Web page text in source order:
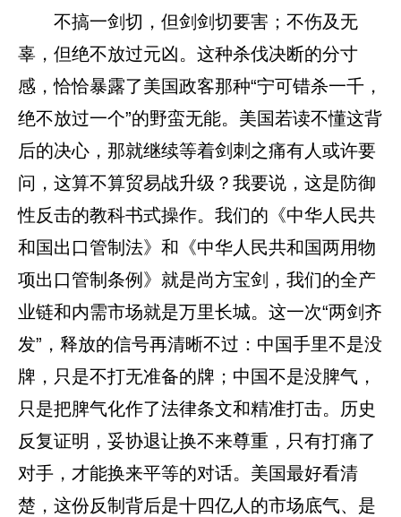
不搞一剑切，但剑剑切要害；不伤及无
辜，但绝不放过元凶。这种杀伐决断的分寸
感，恰恰暴露了美国政客那种“宁可错杀一千，
绝不放过一个”的野蛮无能。美国若读不懂这背
后的决心，那就继续等着剑刺之痛有人或许要
问，这算不算贸易战升级？我要说，这是防御
性反击的教科书式操作。我们的《中华人民共
和国出口管制法》和《中华人民共和国两用物
项出口管制条例》就是尚方宝剑，我们的全产
业链和内需市场就是万里长城。这一次“两剑齐
发”，释放的信号再清晰不过：中国手里不是没
牌，只是不打无准备的牌；中国不是没脾气，
只是把脾气化作了法律条文和精准打击。历史
反复证明，妥协退让换不来尊重，只有打痛了
对手，才能换来平等的对话。美国最好看清
楚，这份反制背后是十四亿人的市场底气、是